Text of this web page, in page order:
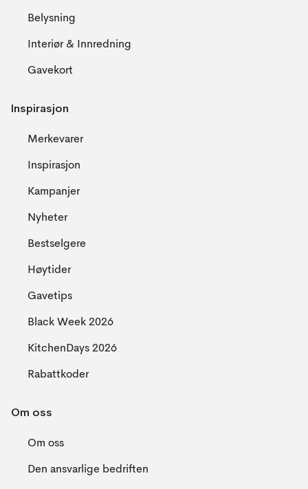
Belysning
Interiør & Innredning
Gavekort
Inspirasjon
Merkevarer
Inspirasjon
Kampanjer
Nyheter
Bestselgere
Høytider
Gavetips
Black Week 2026
KitchenDays 2026
Rabattkoder
Om oss
Om oss
Den ansvarlige bedriften